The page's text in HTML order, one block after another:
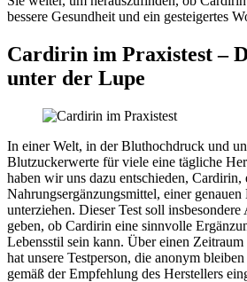
bessere Gesundheit und ein gesteigertes
Cardirin im Praxistest –
unter der Lupe
In einer Welt, in der Bluthochdruck und
Blutzuckerwerte für viele eine tägliche
haben wir uns dazu entschieden, Cardirin,
Nahrungsergänzungsmittel, einer genauen
unterziehen. Dieser Test soll insbesondere
geben, ob Cardirin eine sinnvolle
Lebensstil sein kann. Über einen
hat unsere Testperson, die anonym
gemäß der Empfehlung des Herstellers